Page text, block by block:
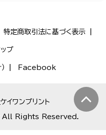
特定商取引法に基づく表示
プ
Facebook
イワンプリント
All Rights Reserved.